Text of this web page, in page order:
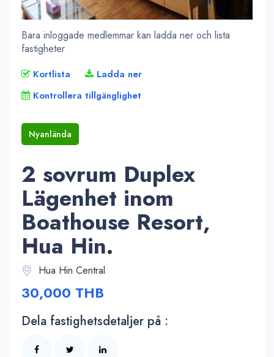
Bara inloggade medlemmar kan ladda ner och lista
fastigheter
Kortlista
Ladda ner
Kontrollera tillgänglighet
Nyanlända
2 sovrum Duplex
Lägenhet inom
Boathouse Resort,
Hua Hin.
Hua Hin Central
30,000 THB
Dela fastighetsdetaljer på :